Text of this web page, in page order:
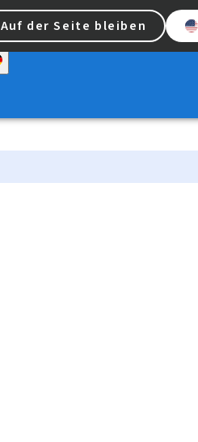
Auf der Seite bleiben